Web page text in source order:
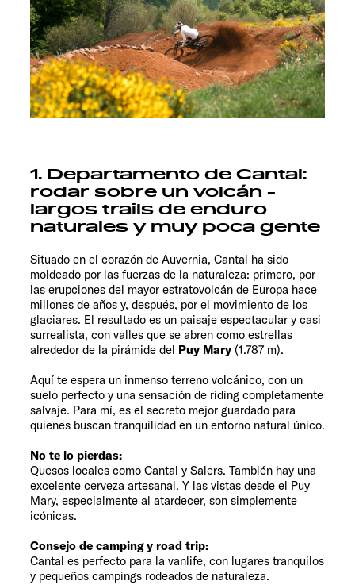
1. Departamento de Cantal:
rodar sobre un volcán -
largos trails de enduro
naturales y muy poca gente
Situado en el corazón de Auvernia, Cantal ha sido
moldeado por las fuerzas de la naturaleza: primero, por
las erupciones del mayor estratovolcán de Europa hace
millones de años y, después, por el movimiento de los
glaciares. El resultado es un paisaje espectacular y casi
surrealista, con valles que se abren como estrellas
alrededor de la pirámide del Puy Mary (1.787 m).
Aquí te espera un inmenso terreno volcánico, con un
suelo perfecto y una sensación de riding completamente
salvaje. Para mí, es el secreto mejor guardado para
quienes buscan tranquilidad en un entorno natural único.
No te lo pierdas:
Quesos locales como Cantal y Salers. También hay una
excelente cerveza artesanal. Y las vistas desde el Puy
Mary, especialmente al atardecer, son simplemente
icónicas.
Consejo de camping y road trip:
Cantal es perfecto para la vanlife, con lugares tranquilos
y pequeños campings rodeados de naturaleza.